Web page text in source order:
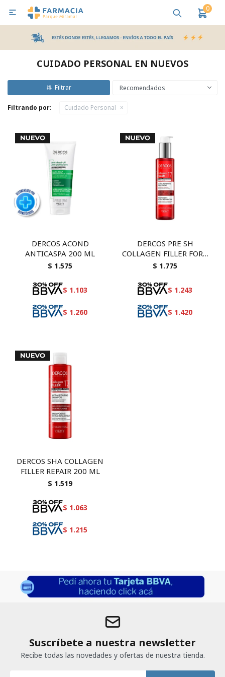
0

CUIDADO PERSONAL EN NUEVOS
Recomendados
Filtrando por: Cuidado Personal
DERCOS ACOND
ANTICASPA 200 ML
$ 1.575
$ 1.103
$ 1.260
DERCOS PRE SH
COLLAGEN FILLER FORT
150
$ 1.775
$ 1.243
$ 1.420
DERCOS SHA COLLAGEN
FILLER REPAIR 200 ML
$ 1.519
$ 1.063
$ 1.215
Suscríbete a nuestra newsletter
Recibe todas las novedades y ofertas de nuestra tienda.
MI CUENTA
Bebes y Maternidad Salud
Pañales y Toallitas
Higiene y Bienestar